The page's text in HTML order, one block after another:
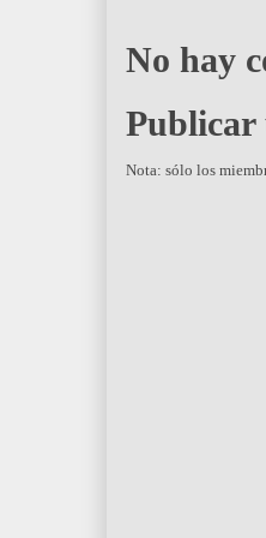
No hay
Publicar
Nota: sólo los